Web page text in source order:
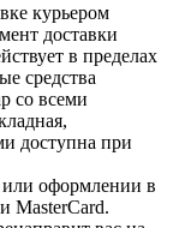
курьером
доставки
в пределах
средства
со всеми
доступна при
или оформлении в
MasterCard.